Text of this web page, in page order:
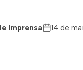
Imprensa 14 de